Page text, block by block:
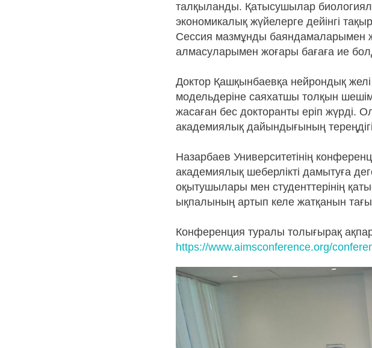
талқыланды. Қатысушылар
экономикалық жүйелерге дейінгі
Сессия мазмұнды баяндамаларымен
алмасуларымен жоғары бағаға ие
Доктор Қашқынбаевқа нейрондық
модельдеріне саяхатшы толқын
жасаған бес докторанты еріп жүрді.
академиялық дайындығының
Назарбаев Университетінің
академиялық шеберлікті дамытуға
оқытушылары мен студенттерінің
ықпалының артып келе жатқанын тағы
Конференция туралы толығырақ
https://www.aimsconference.org/